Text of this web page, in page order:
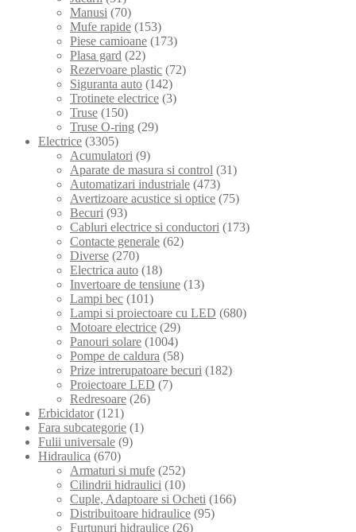
Manusi (70)
Mufe rapide (153)
Piese camioane (173)
Plasa gard (22)
Rezervoare plastic (72)
Siguranta auto (142)
Trotinete electrice (3)
Truse (150)
Truse O-ring (29)
Electrice (3305)
Acumulatori (9)
Aparate de masura si control (31)
Automatizari industriale (473)
Avertizoare acustice si optice (75)
Becuri (93)
Cabluri electrice si conductori (173)
Contacte generale (62)
Diverse (270)
Electrica auto (18)
Invertoare de tensiune (13)
Lampi bec (101)
Lampi si proiectoare cu LED (680)
Motoare electrice (29)
Panouri solare (1004)
Pompe de caldura (58)
Prize intrerupatoare becuri (182)
Proiectoare LED (7)
Redresoare (26)
Erbicidator (121)
Fara subcategorie (1)
Fulii universale (9)
Hidraulica (670)
Armaturi si mufe (252)
Cilindrii hidraulici (10)
Cuple, Adaptoare si Ocheti (166)
Distribuitoare hidraulice (95)
Furtunuri hidraulice (26)